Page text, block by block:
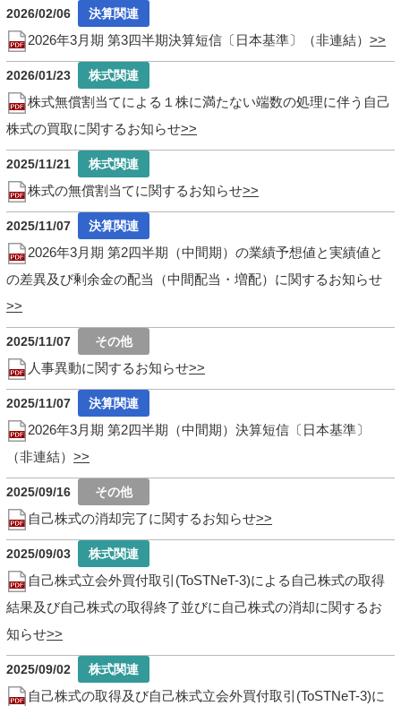
2026/02/06
2026年3月期 第3四半期決算短信〔日本基準〕（非連結）
2026/01/23
株式無償割当てによる１株に満たない端数の処理に伴う自己
株式の買取に関するお知らせ
2025/11/21
株式の無償割当てに関するお知らせ
2025/11/07
2026年3月期 第2四半期（中間期）の業績予想値と実績値と
の差異及び剰余金の配当（中間配当・増配）に関するお知らせ
2025/11/07
人事異動に関するお知らせ
2025/11/07
2026年3月期 第2四半期（中間期）決算短信〔日本基準〕
（非連結）
2025/09/16
自己株式の消却完了に関するお知らせ
2025/09/03
自己株式立会外買付取引(ToSTNeT-3)による自己株式の取得
結果及び自己株式の取得終了並びに自己株式の消却に関するお
知らせ
2025/09/02
自己株式の取得及び自己株式立会外買付取引(ToSTNeT-3)に